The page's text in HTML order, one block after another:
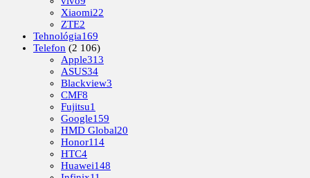
Xiaomi22
ZTE2
Tehnológia169
Telefon (2 106)
Apple313
ASUS34
Blackview3
CMF8
Fujitsu1
Google159
HMD Global20
Honor114
HTC4
Huawei148